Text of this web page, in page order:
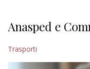
Anasped e
Trasporti